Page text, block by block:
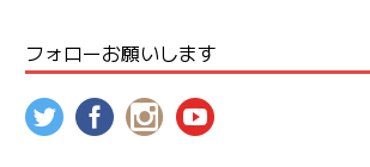
フォローお願いします